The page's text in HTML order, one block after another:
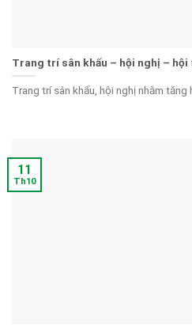
Trang trí sân khấu – hội nghị – hội
Trang trí sân khấu, hội nghị nhằm tăng
11
Th10